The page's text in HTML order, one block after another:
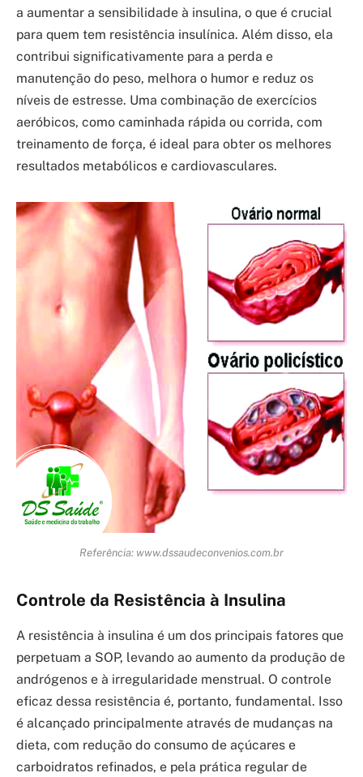
a aumentar a sensibilidade à insulina, o que é crucial
para quem tem resistência insulínica. Além disso, ela
contribui significativamente para a perda e
manutenção do peso, melhora o humor e reduz os
níveis de estresse. Uma combinação de exercícios
aeróbicos, como caminhada rápida ou corrida, com
treinamento de força, é ideal para obter os melhores
resultados metabólicos e cardiovasculares.
Referência: www.dssaudeconvenios.com.br
Controle da Resistência à Insulina
A resistência à insulina é um dos principais fatores que
perpetuam a SOP, levando ao aumento da produção de
andrógenos e à irregularidade menstrual. O controle
eficaz dessa resistência é, portanto, fundamental. Isso
é alcançado principalmente através de mudanças na
dieta, com redução do consumo de açúcares e
carboidratos refinados, e pela prática regular de